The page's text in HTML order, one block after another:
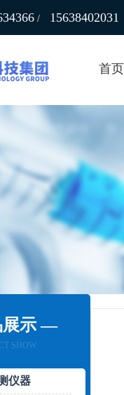
/ 15638402031
首页
示 —
SHOW
仪器